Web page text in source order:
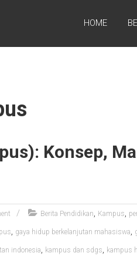
HOME
Konsep,
Berita Pendidikan, Kampus,
, gaya hidup berkelanjutan mahasiswa,
indonesia, kampus dan sdgs, kampus